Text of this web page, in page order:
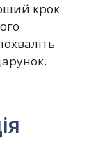
крок